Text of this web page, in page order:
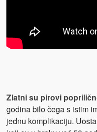
Zlatni su pirovi
godina bilo čega s istim
jednu komplikaciju.